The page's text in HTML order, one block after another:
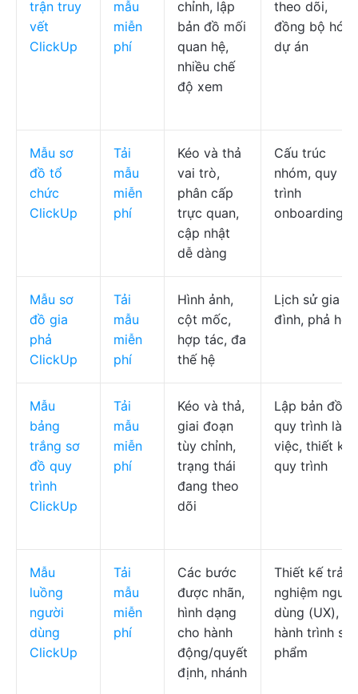
trận truy
vết
ClickUp
mẫu
miễn
phí
chỉnh, lập
bản đồ mối
quan hệ,
nhiều chế
độ xem
theo dõi,
đồng bộ hóa
dự án
Mẫu sơ
đồ tổ
chức
ClickUp
Tải
mẫu
miễn
phí
Kéo và thả
vai trò,
phân cấp
trực quan,
cập nhật
dễ dàng
Cấu trúc
nhóm, quy
trình
onboarding
Mẫu sơ
đồ gia
phả
ClickUp
Tải
mẫu
miễn
phí
Hình ảnh,
cột mốc,
hợp tác, đa
thế hệ
Lịch sử gia
đình, phả hệ
Mẫu
bảng
trắng sơ
đồ quy
trình
ClickUp
Tải
mẫu
miễn
phí
Kéo và thả,
giai đoạn
tùy chỉnh,
trạng thái
đang theo
dõi
Lập bản đồ
quy trình làm
việc, thiết kế
quy trình
Mẫu
luồng
người
dùng
ClickUp
Tải
mẫu
miễn
phí
Các bước
được nhãn,
hình dạng
cho hành
động/quyết
định, nhánh
Thiết kế trải
nghiệm người
dùng (UX),
hành trình sản
phẩm